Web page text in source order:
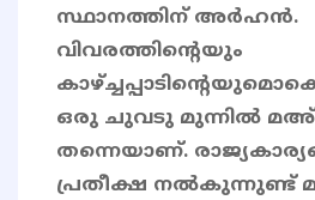
സ്ഥാനത്തിന് അർഹൻ.
വിവരത്തിന്റെയും
ഒരു ചുവടു മുന്നിൽ
തന്നെയാണ്.
പ്രതീക്ഷ